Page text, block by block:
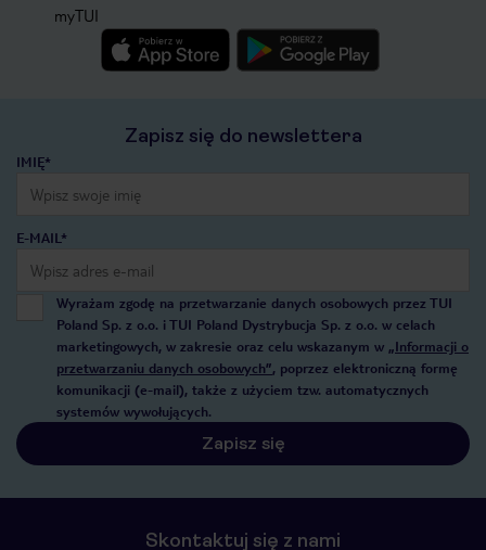
myTUI
Zapisz się do newslettera
IMIĘ*
E-MAIL*
Wyrażam zgodę na przetwarzanie danych osobowych przez TUI
Poland Sp. z o.o. i TUI Poland Dystrybucja Sp. z o.o. w celach
marketingowych, w zakresie oraz celu wskazanym w „Informacji o
przetwarzaniu danych osobowych”, poprzez elektroniczną formę
komunikacji (e-mail), także z użyciem tzw. automatycznych
systemów wywołujących.
Zapisz się
Skontaktuj się z nami